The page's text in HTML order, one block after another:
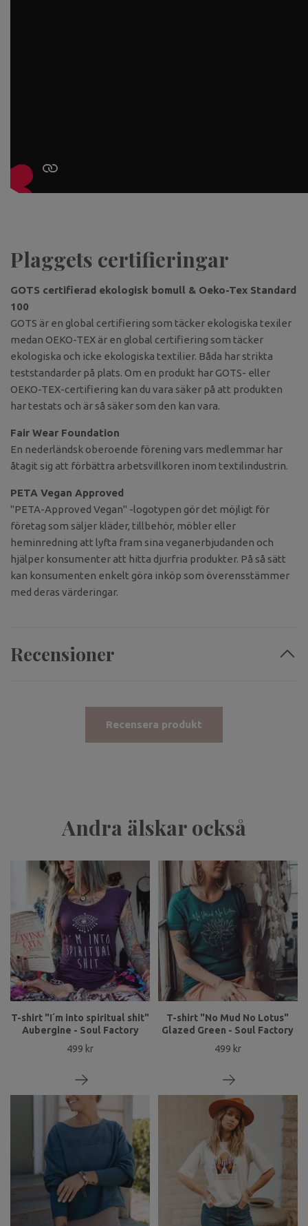
Plaggets certifieringar
GOTS certifierad ekologisk bomull & Oeko-Tex Standard
100
GOTS är en global certifiering som täcker ekologiska texiler
medan OEKO-TEX är en global certifiering som täcker
ekologiska och icke ekologiska textilier. Båda har strikta
teststandarder på plats. Om en produkt har GOTS- eller
OEKO-TEX-certifiering kan du vara säker på att produkten
har testats och är så säker som den kan vara.
Fair Wear Foundation
En nederländsk oberoende förening vars medlemmar har
åtagit sig att förbättra arbetsvillkoren inom textilindustrin.
PETA Vegan Approved
"PETA-Approved Vegan" -logotypen gör det möjligt för
företag som säljer kläder, tillbehör, möbler eller
heminredning att lyfta fram sina veganerbjudanden och
hjälper konsumenter att hitta djurfria produkter. På så sätt
kan konsumenten enkelt göra inköp som överensstämmer
med deras värderingar.
Recensioner
Recensera produkt
Andra älskar också
T-shirt "I´m into spiritual shit"
Aubergine - Soul Factory
499 kr
T-shirt "No Mud No Lotus"
Glazed Green - Soul Factory
499 kr